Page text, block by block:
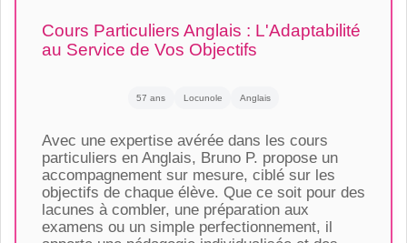
Cours Particuliers Anglais : L'Adaptabilité
au Service de Vos Objectifs
57 ans Locunole Anglais
Avec une expertise avérée dans les cours
particuliers en Anglais, Bruno P. propose un
accompagnement sur mesure, ciblé sur les
objectifs de chaque élève. Que ce soit pour des
lacunes à combler, une préparation aux
examens ou un simple perfectionnement, il